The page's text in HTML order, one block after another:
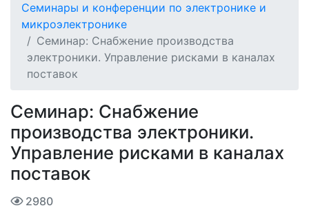
Семинары и конференции по электронике и
микроэлектронике
Семинар: Снабжение производства
электроники. Управление рисками в каналах
поставок
Семинар: Снабжение
производства электроники.
Управление рисками в каналах
поставок
2980